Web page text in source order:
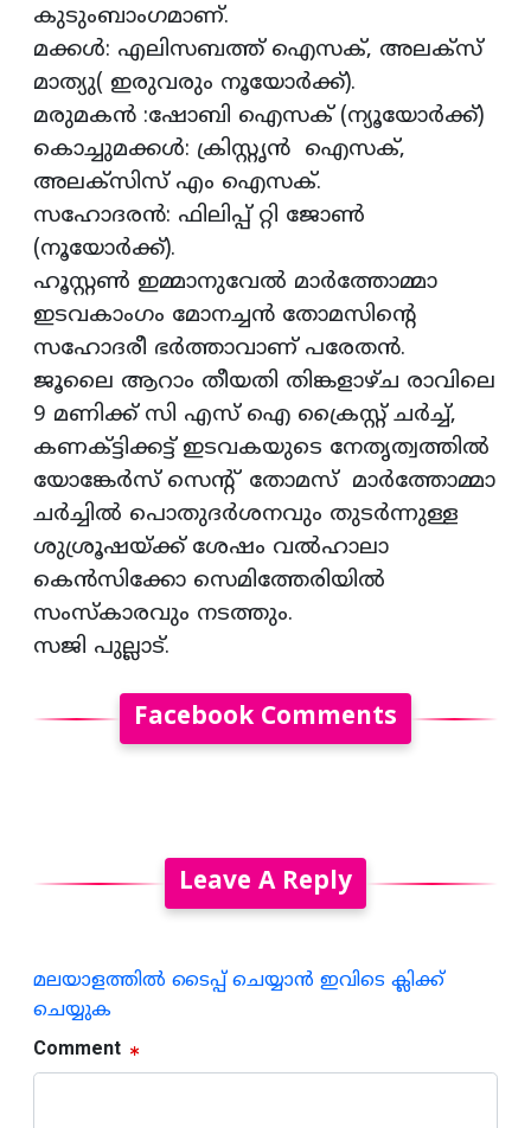
കുടുംബാംഗമാണ്.
മക്കൾ: എലിസബത്ത് ഐസക്, അലക്സ്
മാത്യു( ഇരുവരും നൂയോർക്ക്).
മരുമകൻ :ഷോബി ഐസക് (ന്യൂയോർക്ക്)
കൊച്ചുമക്കൾ: ക്രിസ്റ്റൃൻ ഐസക്,
അലക്സിസ് എം ഐസക്.
സഹോദരൻ: ഫിലിപ്പ് റ്റി ജോൺ
(നൂയോർക്ക്).
ഹൂസ്റ്റൺ ഇമ്മാനുവേൽ മാർത്തോമ്മാ
ഇടവകാംഗം മോനച്ചൻ തോമസിൻ്റെ
സഹോദരീ ഭർത്താവാണ് പരേതൻ.
ജൂലൈ ആറാം തീയതി തിങ്കളാഴ്ച രാവിലെ
9 മണിക്ക് സി എസ് ഐ ക്രൈസ്റ്റ് ചർച്ച്,
കണക്ട്ടിക്കട്ട് ഇടവകയുടെ നേതൃത്വത്തിൽ
യോങ്കേർസ് സെൻ്റ് തോമസ് മാർത്തോമ്മാ
ചർച്ചിൽ പൊതുദർശനവും തുടർന്നുള്ള
ശുശ്രൂഷയ്ക്ക് ശേഷം വൽഹാലാ
കെൻസിക്കോ സെമിത്തേരിയിൽ
സംസ്കാരവും നടത്തും.
സജി പുല്ലാട്.
Facebook Comments
Leave A Reply
മലയാളത്തില്‍ ടൈപ്പ് ചെയ്യാന്‍ ഇവിടെ ക്ലിക്ക്
ചെയ്യുക
Comment